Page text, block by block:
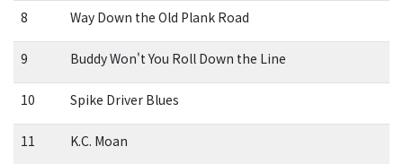
8 Way Down the Old Plank Road
9 Buddy Won't You Roll Down the Line
10 Spike Driver Blues
11 K.C. Moan